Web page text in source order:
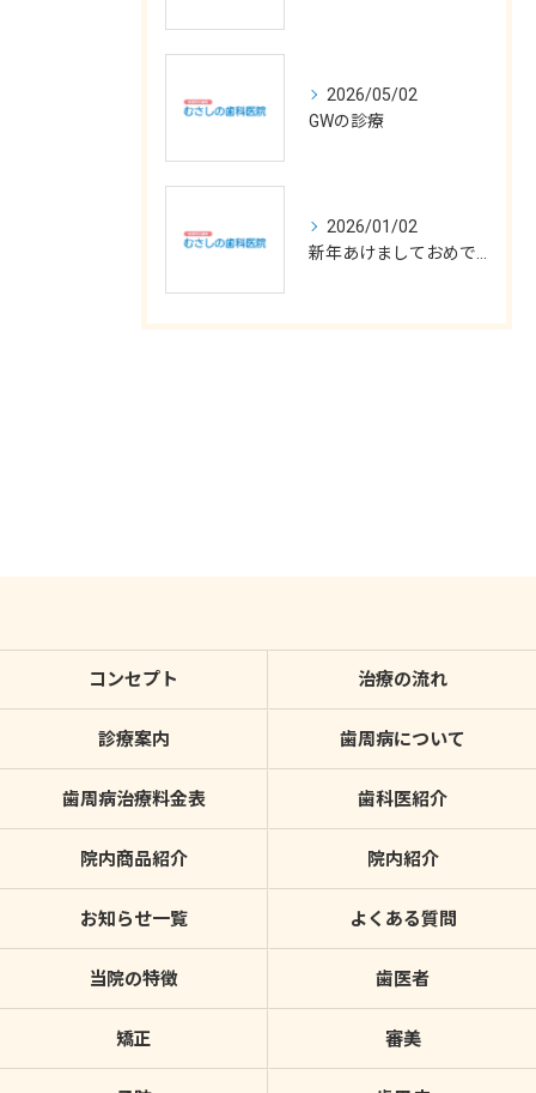
2026/05/02
GWの診療
2026/01/02
コンセプト 治療の流れ
診療案内 歯周病について
歯周病治療料金表 歯科医紹介
院内商品紹介 院内紹介
お知らせ一覧 よくある質問
当院の特徴 歯医者
矯正 審美